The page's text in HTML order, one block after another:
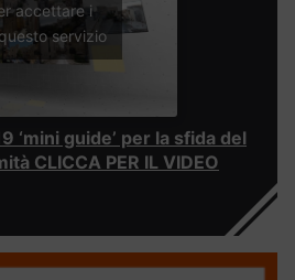
accettare i
servizio
‘mini guide’ per la sfida del
CLICCA PER IL VIDEO